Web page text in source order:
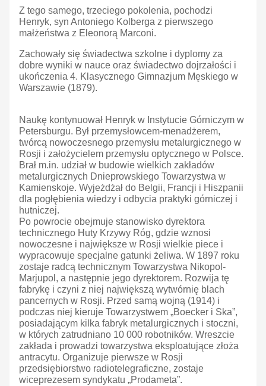
Z tego samego, trzeciego pokolenia, pochodzi
Henryk, syn Antoniego Kolberga z pierwszego
małżeństwa z Eleonorą Marconi.
Zachowały się świadectwa szkolne i dyplomy za
dobre wyniki w nauce oraz świadectwo dojrzałości i
ukończenia 4. Klasycznego Gimnazjum Męskiego w
Warszawie (1879).
Naukę kontynuował Henryk w Instytucie Górniczym w
Petersburgu. Był przemysłowcem-menadżerem,
twórcą nowoczesnego przemysłu metalurgicznego w
Rosji i założycielem przemysłu optycznego w Polsce.
Brał m.in. udział w budowie wielkich zakładów
metalurgicznych Dnieprowskiego Towarzystwa w
Kamienskoje. Wyjeżdżał do Belgii, Francji i Hiszpanii
dla pogłębienia wiedzy i odbycia praktyki górniczej i
hutniczej.
Po powrocie obejmuje stanowisko dyrektora
technicznego Huty Krzywy Róg, gdzie wznosi
nowoczesne i największe w Rosji wielkie piece i
wypracowuje specjalne gatunki żeliwa. W 1897 roku
zostaje radcą technicznym Towarzystwa Nikopol-
Marjupol, a następnie jego dyrektorem. Rozwija tę
fabrykę i czyni z niej największą wytwórnię blach
pancernych w Rosji. Przed samą wojną (1914) i
podczas niej kieruje Towarzystwem „Boecker i Ska”,
posiadającym kilka fabryk metalurgicznych i stoczni,
w których zatrudniano 10 000 robotników. Wreszcie
zakłada i prowadzi towarzystwa eksploatujące złoża
antracytu. Organizuje pierwsze w Rosji
przedsiębiorstwo radiotelegraficzne, zostaje
wiceprezesem syndykatu „Prodameta”.